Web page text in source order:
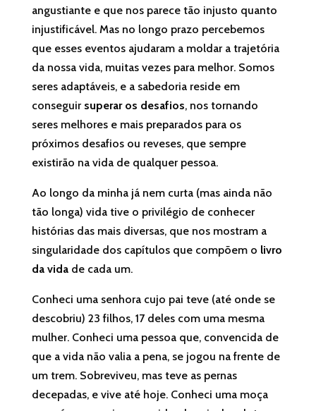
angustiante e que nos parece tão injusto quanto
injustificável. Mas no longo prazo percebemos
que esses eventos ajudaram a moldar a trajetória
da nossa vida, muitas vezes para melhor. Somos
seres adaptáveis, e a sabedoria reside em
conseguir superar os desafios, nos tornando
seres melhores e mais preparados para os
próximos desafios ou reveses, que sempre
existirão na vida de qualquer pessoa.
Ao longo da minha já nem curta (mas ainda não
tão longa) vida tive o privilégio de conhecer
histórias das mais diversas, que nos mostram a
singularidade dos capítulos que compõem o livro
da vidade cada um.
Conheci uma senhora cujo pai teve (até onde se
descobriu) 23 filhos, 17 deles com uma mesma
mulher. Conheci uma pessoa que, convencida de
que a vida não valia a pena, se jogou na frente de
um trem. Sobreviveu, mas teve as pernas
decepadas, e vive até hoje. Conheci uma moça